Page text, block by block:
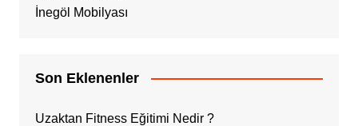
İnegöl Mobilyası
Son Eklenenler
Uzaktan Fitness Eğitimi Nedir ?